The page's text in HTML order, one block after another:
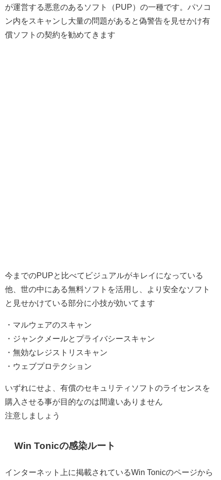
が運営する悪意のあるソフト（PUP）の一種です。パソコ
ン内をスキャンし大量の問題があると偽警告を見せかけ有
償ソフトの契約を勧めてきます
今までのPUPと比べてビジュアルがキレイになっている
他、世の中にある無料ソフトを活用し、より安全なソフト
と見せかけている部分に小技が効いてます
・マルウェアのスキャン
・ジャンクメールとプライバシースキャン
・無効なレジストリスキャン
・ウェブプロテクション
いずれにせよ、有償のセキュリティソフトのライセンスを
購入させる事が目的なのは間違いありません
注意しましょう
Win Tonicの感染ルート
インターネット上に掲載されているWin Tonicのページから